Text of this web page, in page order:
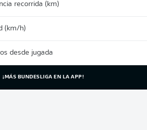
recorrida (km)
(km/h)
desde jugada
¡MÁS BUNDESLIGA EN LA APP!